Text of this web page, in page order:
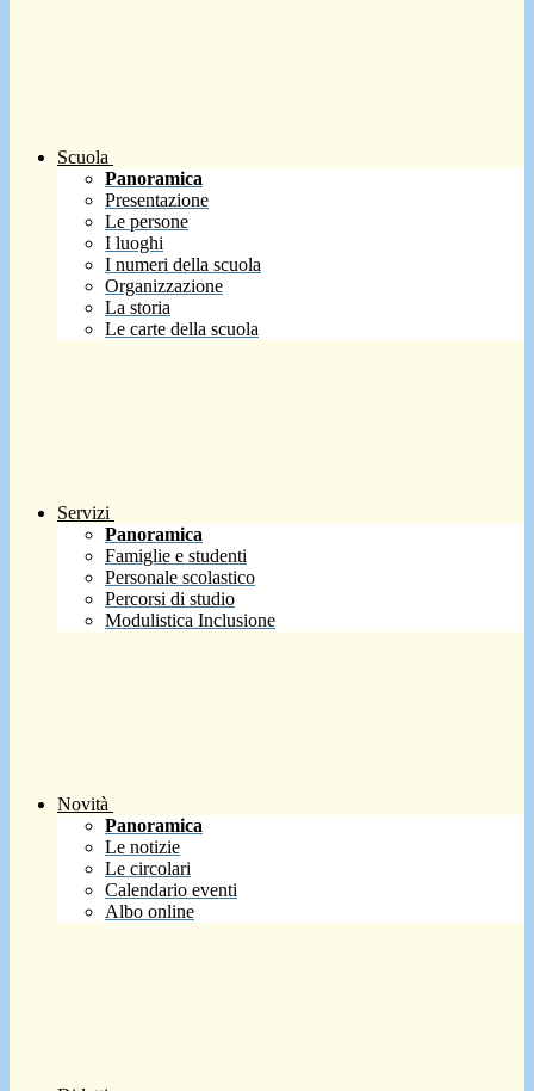
Scuola
Panoramica
Presentazione
Le persone
I luoghi
I numeri della scuola
Organizzazione
La storia
Le carte della scuola
Servizi
Panoramica
Famiglie e studenti
Personale scolastico
Percorsi di studio
Modulistica Inclusione
Novità
Panoramica
Le notizie
Le circolari
Calendario eventi
Albo online